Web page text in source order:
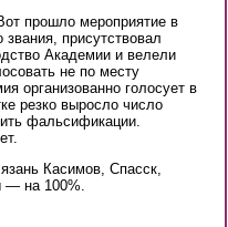
прошло мероприятие в
присутствовал
Академии и велели
не по месту
организованно голосует в
резко выросло число
фальсификации.
Касимов, Спасск,
— на 100%.